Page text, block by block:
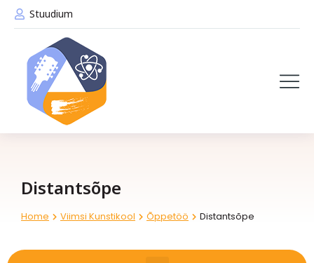
Stuudium
Distantsõpe
You are here:
Home Viimsi Kunstikool Õppetöö Distantsõpe